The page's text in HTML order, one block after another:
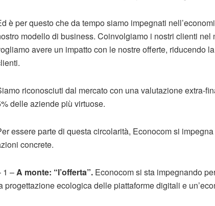
è per questo che da tempo siamo impegnati
modello di business. Coinvolgiamo i nostri clienti
avere un impatto con le nostre offerte, riducendo
riconosciuti dal mercato con una valutazione extra-
delle aziende più virtuose.
essere parte di questa circolarità, Econocom si
concrete.
1 –A monte: “l’offerta”. Econocom si sta impegnando
progettazione ecologica delle piattaforme digitali e